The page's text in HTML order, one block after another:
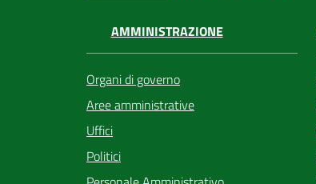
AMMINISTRAZIONE
Organi di governo
Aree amministrative
Uffici
Politici